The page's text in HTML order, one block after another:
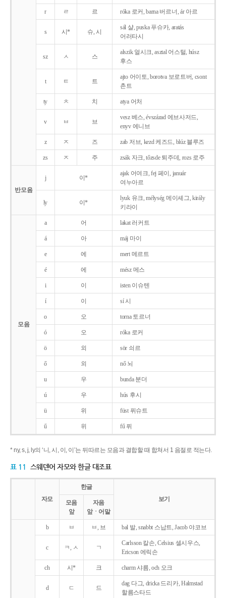
r ㄹ 르 róka 로커, barna 버르너, ár 아르
s 시* 슈, 시
sál 샬, puska 푸슈카, aratás
어러타시
sz ㅅ 스
alszik 얼시크, asztal 어스털, húsz
후스
t ㅌ 트
ajto 어이토, borotva 보로트버, csont
촌트
ty ㅊ 치 atya 어처
v ㅂ 브
vesz 베스, évszázad 에브사저드,
enyv 에니브
z ㅈ 즈 zab 저브, kezd 케즈드, blúz 블루즈
zs ㅈ 주 zsák 자크, tőzsde 퇴주데, rozs 로주
반모음
j 이*
ajak 어여크, fej 페이, január
여누아르
ly 이*
lyuk 유크, mélység 메이셰그, király
키라이
모음
a 어 lakat 러커트
á 아 máj 마이
e 에 mert 메르트
é 에 mész 메스
i 이 isten 이슈텐
í 이 sí 시
o 오 torna 토르너
ó 오 róka 로커
ö 외 sör 쇠르
ő 외 nő 뇌
u 우 bunda 분더
ú 우 hús 후시
ü 위 füst 퓌슈트
ű 위 fű 퓌
* ny, s, j, ly의 ‘니, 시, 이, 이’는 뒤따르는 모음과 결합할 때 합쳐서 1 음절로 적는다.
표 11 스웨덴어 자모와 한글 대조표
자모
한글
보기
모음
앞
자음
앞ㆍ어말
b ㅂ ㅂ, 브 bal 발, snabbt 스납트, Jacob 야코브
c ㅋ, ㅅ ㄱ
Carlsson 칼손, Celsius 셀시우스,
Ericson 에릭손
ch 시* 크 charm 샤름, och 오크
d ㄷ 드
dag 다그, dricka 드리카, Halmstad
할름스타드